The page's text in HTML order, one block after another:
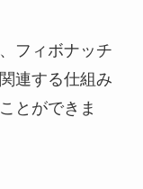
フィボナッチ
連する仕組み
とができま